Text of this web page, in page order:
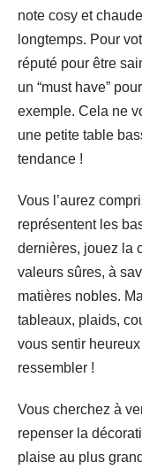
note cosy et
longtemps. Pour
réputé pour être
un “must have”
exemple. Cela ne
une petite table
tendance !
Vous l’aurez
représentent les
dernières, jouez la
valeurs sûres, à
matières nobles.
tableaux, plaids,
vous sentir
ressembler !
Vous cherchez à
repenser la
plaise au plus